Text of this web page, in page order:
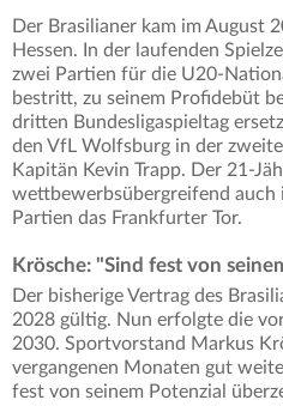
Der Brasilianer kam im August
Hessen. In der laufenden
zwei Partien für die U20-
bestritt, zu seinem Profidebüt
dritten Bundesligaspieltag
den VfL Wolfsburg in der
Kapitän Kevin Trapp. Der 21-
wettbewerbsübergreifend
Partien das Frankfurter Tor.
Krösche: "Sind fest von
Der bisherige Vertrag des
2028 gültig. Nun erfolgte die
2030. Sportvorstand Markus
vergangenen Monaten gut
fest von seinem Potenzial